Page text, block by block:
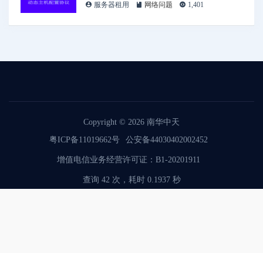
服务器租用 网络问题 1,401
Copyright © 2026 南华中天
粤ICP备11019662号
公安备44030402002452
增值电信业务经营许可证：B1-20201911
查询 42 次，耗时 0.1937 秒